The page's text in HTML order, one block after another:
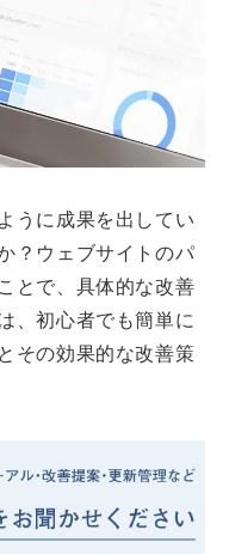
うに成果を出してい
？ウェブサイトのパ
とで、具体的な改善
、初心者でも簡単に
その効果的な改善策